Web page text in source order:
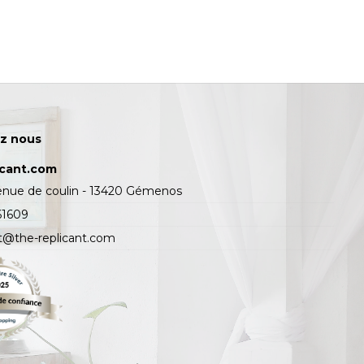
nous
de coulin - 13420 Gémenos
replicant.com